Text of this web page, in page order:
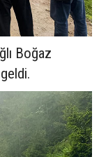
Boğaz